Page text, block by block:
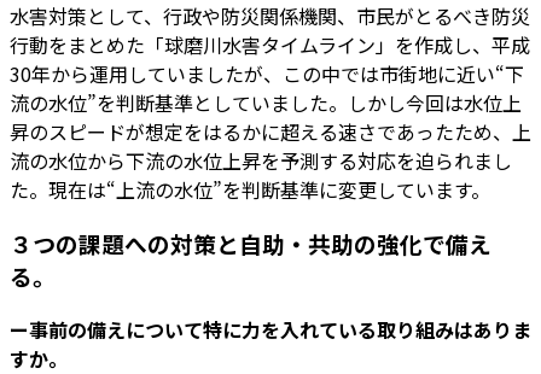
水害対策として、行政や防災関係機関、市民がとるべき防災
行動をまとめた「球磨川水害タイムライン」を作成し、平成
30年から運用していましたが、この中では市街地に近い“下
流の水位”を判断基準としていました。しかし今回は水位上
昇のスピードが想定をはるかに超える速さであったため、上
流の水位から下流の水位上昇を予測する対応を迫られまし
た。現在は“上流の水位”を判断基準に変更しています。
３つの課題への対策と自助・共助の強化で備え
る。
ー事前の備えについて特に力を入れている取り組みはありま
すか。